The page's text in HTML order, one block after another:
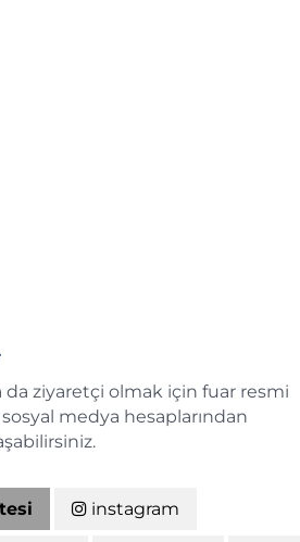
da ziyaretçi olmak için fuar resmi
medya hesaplarından
instagram